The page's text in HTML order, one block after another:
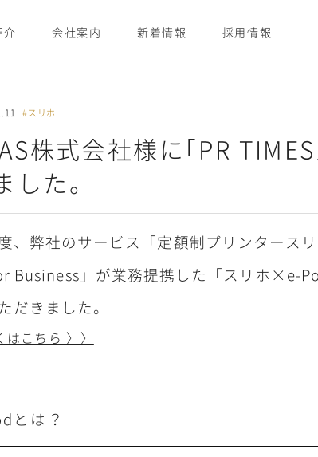
介 会社案内 新着情報 採用情報
#スリホ
株式会社様に｢PR
した。
、弊社のサービス「定額制プリンタース
Business」が業務提携した「スリホ×e-
だきました。
はこちら 〉〉
とは？